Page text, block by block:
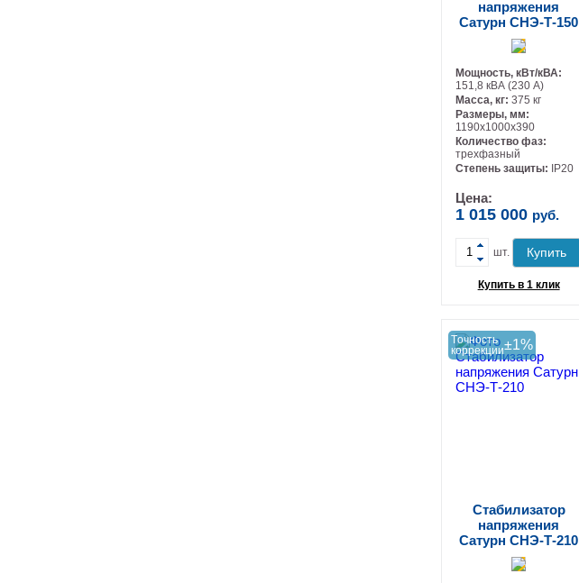
напряжения
Сатурн СНЭ-Т-150
Мощность, кВт/кВА:
151,8 кВА (230 А)
Масса, кг:375 кг
Размеры, мм:
1190х1000х390
Количество фаз:
трехфазный
Степень защиты: IP20
Цена:
1 015 000 руб.
-
+
шт. Купить
Купить в 1 клик
Tочность
коррекции±1%
Стабилизатор
напряжения
Сатурн СНЭ-Т-210